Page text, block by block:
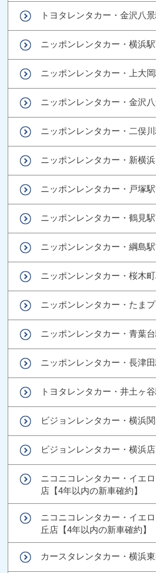
トヨタレンタカー・金沢八
ニッポンレンタカー・横浜
ニッポンレンタカー・上大
ニッポンレンタカー・金沢
ニッポンレンタカー・二俣
ニッポンレンタカー・新横
ニッポンレンタカー・戸塚
ニッポンレンタカー・鶴見
ニッポンレンタカー・綱島
ニッポンレンタカー・桜木
ニッポンレンタカー・たま
ニッポンレンタカー・青葉
ニッポンレンタカー・長津
トヨタレンタカー・井土ヶ
ビジョンレンタカー・横浜
ビジョンレンタカー・横浜店
ニコニコレンタカー・イエ
店【4年以内の新車確約】
ニコニコレンタカー・イエ
丘店【4年以内の新車確約】
カースタレンタカー・横浜